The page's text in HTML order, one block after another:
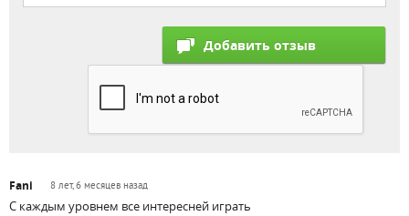
Fani 8 лет, 6 месяцев назад
C каждым уровнем все интересней играть